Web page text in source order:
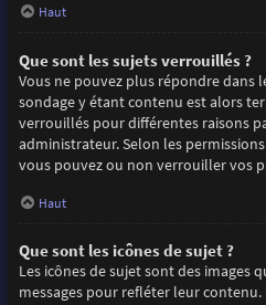
Haut
Que sont les sujets verrouillés ?
Vous ne pouvez plus répondre dans
sondage y étant contenu est alors
verrouillés pour différentes raisons
administrateur. Selon les
vous pouvez ou non verrouiller vos
Haut
Que sont les icônes de sujet ?
Les icônes de sujet sont des images
messages pour refléter leur contenu.